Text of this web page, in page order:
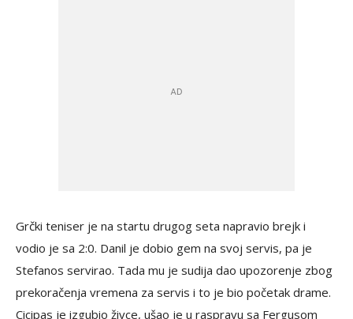
Grčki teniser je na startu drugog seta napravio brejk i
vodio je sa 2:0. Danil je dobio gem na svoj servis, pa je
Stefanos servirao. Tada mu je sudija dao upozorenje zbog
prekoračenja vremena za servis i to je bio početak drame.
Cicipas je izgubio živce, ušao je u raspravu sa Fergusom